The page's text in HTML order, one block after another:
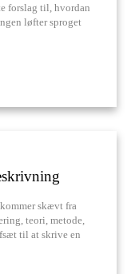
forslag til, hvordan
løfter sproget
skævt fra
teori, metode,
til at skrive en